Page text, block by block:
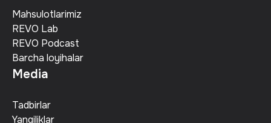
Mahsulotlarimiz
REVO Lab
REVO Podcast
Barcha loyihalar
Media
Tadbirlar
Yangiliklar